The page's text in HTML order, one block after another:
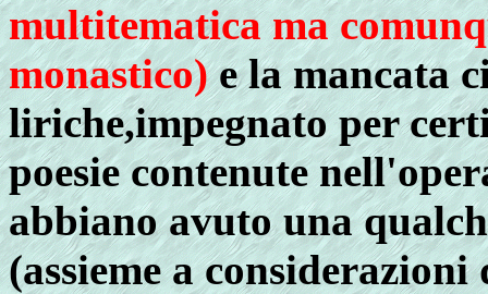
multitematica ma
monastico)e la mancata
liriche,impegnato per
poesie contenute
abbiano avuto una
(assieme a